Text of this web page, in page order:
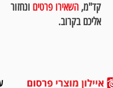
קד"מ, השאירו פרטים ונחזור
אליכם בקרוב.